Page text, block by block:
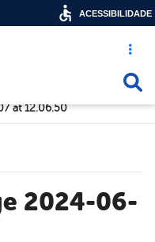
Acesso
at 12.06.50
ACESSIBILIDADE